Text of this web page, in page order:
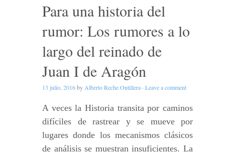
Para una historia del
rumor: Los rumores a lo
largo del reinado de
Juan I de Aragón
13 julio, 2016by Alberto Reche Ontillera · Leave a comment
A veces la Historia transita por caminos
difíciles de rastrear y se mueve por
lugares donde los mecanismos clásicos
de análisis se muestran insuficientes. La